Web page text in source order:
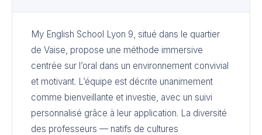
My English School Lyon 9, situé dans le quartier
de Vaise, propose une méthode immersive
centrée sur l’oral dans un environnement convivial
et motivant. L’équipe est décrite unanimement
comme bienveillante et investie, avec un suivi
personnalisé grâce à leur application. La diversité
des professeurs — natifs de cultures